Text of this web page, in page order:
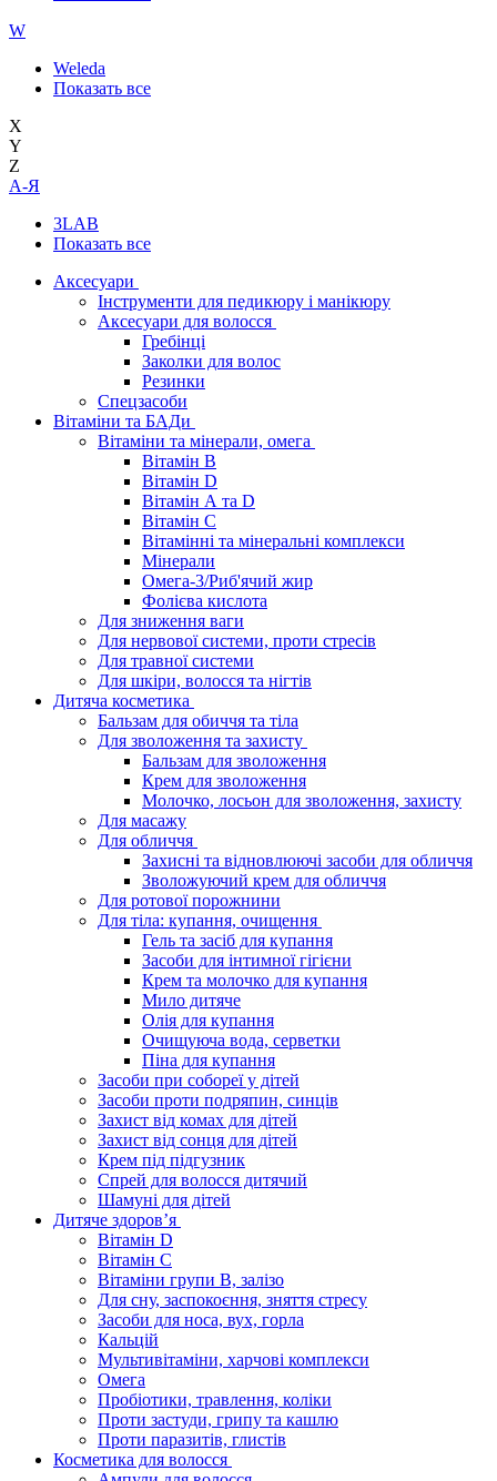
W
Weleda
Показать все
X
Y
Z
А-Я
3LAB
Показать все
Аксесуари
Інструменти для педикюру і манікюру
Аксесуари для волосся
Гребінці
Заколки для волос
Резинки
Спецзасоби
Вітаміни та БАДи
Вітаміни та мінерали, омега
Вітамін B
Вітамін D
Вітамін А та D
Вітамін С
Вітамінні та мінеральні комплекси
Мінерали
Омега-3/Риб'ячий жир
Фолієва кислота
Для зниження ваги
Для нервової системи, проти стресів
Для травної системи
Для шкіри, волосся та нігтів
Дитяча косметика
Бальзам для обиччя та тіла
Для зволоження та захисту
Бальзам для зволоження
Крем для зволоження
Молочко, лосьон для зволоження, захисту
Для масажу
Для обличчя
Захисні та відновлюючі засоби для обличчя
Зволожуючий крем для обличчя
Для ротової порожнини
Для тіла: купання, очищення
Гель та засіб для купання
Засоби для інтимної гігієни
Крем та молочко для купання
Мило дитяче
Олія для купання
Очищуюча вода, серветки
Піна для купання
Засоби при собореї у дітей
Засоби проти подряпин, синців
Захист від комах для дітей
Захист від сонця для дітей
Крем під підгузник
Спрей для волосся дитячий
Шамуні для дітей
Дитяче здоров’я
Вітамін D
Вітамін С
Вітаміни групи В, залізо
Для сну, заспокоєння, зняття стресу
Засоби для носа, вух, горла
Кальцій
Мультивітаміни, харчові комплекси
Омега
Пробіотики, травлення, коліки
Проти застуди, грипу та кашлю
Проти паразитів, глистів
Косметика для волосся